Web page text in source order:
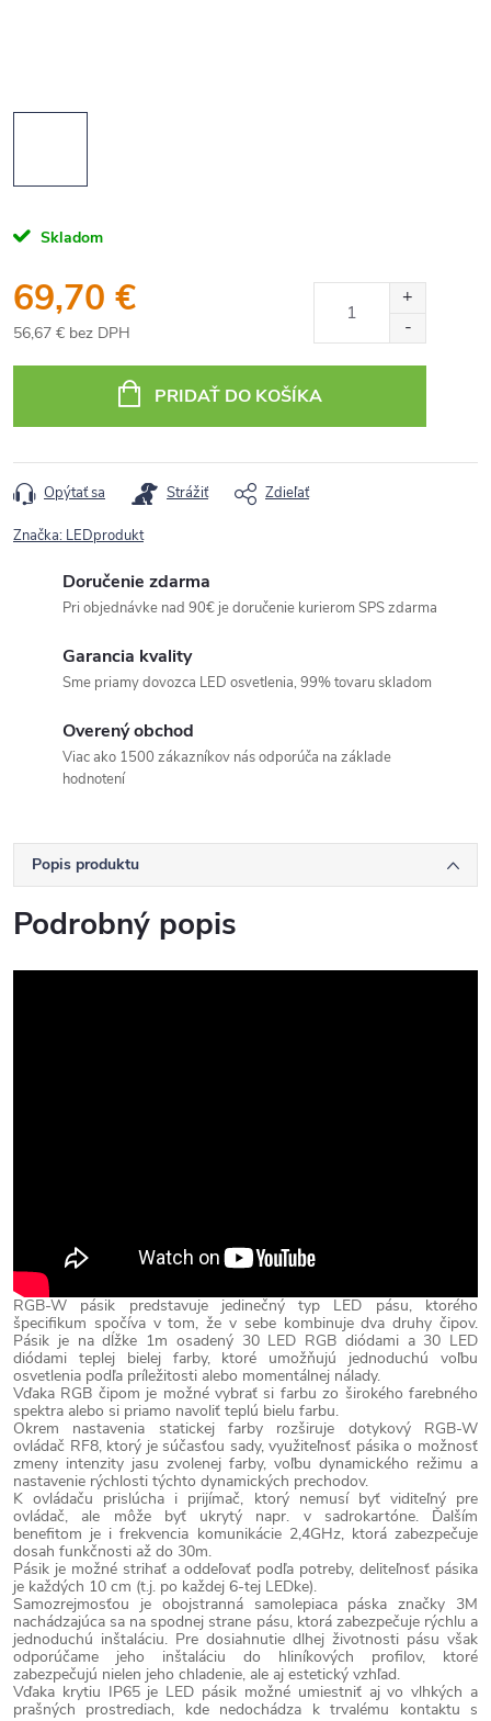
Skladom
69,70 €
56,67 € bez DPH
cena:
PRIDAŤ DO KOŠÍKA
Opýtať sa Strážiť Zdieľať
Značka: LEDprodukt
Doručenie zdarma
Pri objednávke nad 90€ je doručenie kurierom SPS zdarma
Garancia kvality
Sme priamy dovozca LED osvetlenia, 99% tovaru skladom
Overený obchod
Viac ako 1500 zákazníkov nás odporúča na základe
hodnotení
Popis produktu
Podrobný popis
RGB-W pásik predstavuje jedinečný typ LED pásu, ktorého
špecifikum spočíva v tom, že v sebe kombinuje dva druhy čipov.
Pásik je na dĺžke 1m osadený 30 LED RGB diódami a 30 LED
diódami teplej bielej farby, ktoré umožňujú jednoduchú voľbu
osvetlenia podľa príležitosti alebo momentálnej nálady.
Vďaka RGB čipom je možné vybrať si farbu zo širokého farebného
spektra alebo si priamo navoliť teplú bielu farbu.
Okrem nastavenia statickej farby rozširuje dotykový RGB-W
ovládač RF8, ktorý je súčasťou sady, využiteľnosť pásika o možnosť
zmeny intenzity jasu zvolenej farby, voľbu dynamického režimu a
nastavenie rýchlosti týchto dynamických prechodov.
K ovládaču prislúcha i prijímač, ktorý nemusí byť viditeľný pre
ovládač, ale môže byť ukrytý napr. v sadrokartóne. Ďalším
benefitom je i frekvencia komunikácie 2,4GHz, ktorá zabezpečuje
dosah funkčnosti až do 30m.
Pásik je možné strihať a oddeľovať podľa potreby, deliteľnosť pásika
je každých 10 cm (t.j. po každej 6-tej LEDke).
Samozrejmosťou je obojstranná samolepiaca páska značky 3M
nachádzajúca sa na spodnej strane pásu, ktorá zabezpečuje rýchlu a
jednoduchú inštaláciu. Pre dosiahnutie dlhej životnosti pásu však
odporúčame jeho inštaláciu do hliníkových profilov, ktoré
zabezpečujú nielen jeho chladenie, ale aj estetický vzhľad.
Vďaka krytiu IP65 je LED pásik možné umiestniť aj vo vlhkých a
prašných prostrediach, kde nedochádza k trvalému kontaktu s